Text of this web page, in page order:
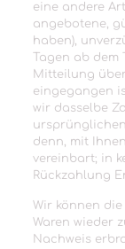
eine andere
angebotene,
haben),
Tagen ab
Mitteilung
eingegangen
wir dasselbe
denn, mit
vereinbart; in
Rückzahlung
Wir können
Waren wieder
Nachweis